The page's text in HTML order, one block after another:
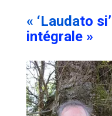
« ‘Laudato
intégrale »